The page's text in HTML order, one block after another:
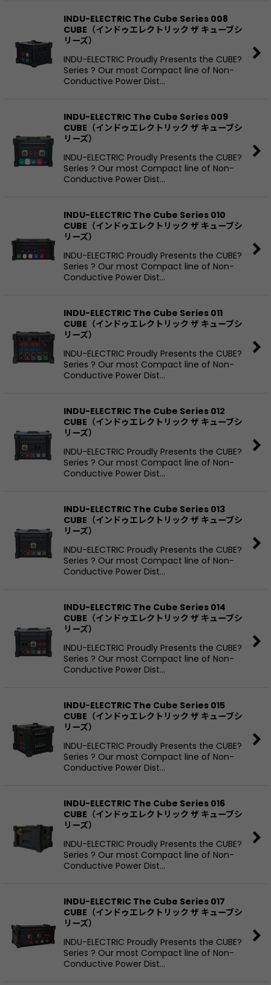
INDU-ELECTRIC The Cube Series 008
CUBE（インドゥエレクトリック ザ キューブシ
リーズ）
INDU-ELECTRIC Proudly Presents the CUBE?
Series ? Our most Compact line of Non-
Conductive Power Dist…
INDU-ELECTRIC The Cube Series 009
CUBE（インドゥエレクトリック ザ キューブシ
リーズ）
INDU-ELECTRIC Proudly Presents the CUBE?
Series ? Our most Compact line of Non-
Conductive Power Dist…
INDU-ELECTRIC The Cube Series 010
CUBE（インドゥエレクトリック ザ キューブシ
リーズ）
INDU-ELECTRIC Proudly Presents the CUBE?
Series ? Our most Compact line of Non-
Conductive Power Dist…
INDU-ELECTRIC The Cube Series 011
CUBE（インドゥエレクトリック ザ キューブシ
リーズ）
INDU-ELECTRIC Proudly Presents the CUBE?
Series ? Our most Compact line of Non-
Conductive Power Dist…
INDU-ELECTRIC The Cube Series 012
CUBE（インドゥエレクトリック ザ キューブシ
リーズ）
INDU-ELECTRIC Proudly Presents the CUBE?
Series ? Our most Compact line of Non-
Conductive Power Dist…
INDU-ELECTRIC The Cube Series 013
CUBE（インドゥエレクトリック ザ キューブシ
リーズ）
INDU-ELECTRIC Proudly Presents the CUBE?
Series ? Our most Compact line of Non-
Conductive Power Dist…
INDU-ELECTRIC The Cube Series 014
CUBE（インドゥエレクトリック ザ キューブシ
リーズ）
INDU-ELECTRIC Proudly Presents the CUBE?
Series ? Our most Compact line of Non-
Conductive Power Dist…
INDU-ELECTRIC The Cube Series 015
CUBE（インドゥエレクトリック ザ キューブシ
リーズ）
INDU-ELECTRIC Proudly Presents the CUBE?
Series ? Our most Compact line of Non-
Conductive Power Dist…
INDU-ELECTRIC The Cube Series 016
CUBE（インドゥエレクトリック ザ キューブシ
リーズ）
INDU-ELECTRIC Proudly Presents the CUBE?
Series ? Our most Compact line of Non-
Conductive Power Dist…
INDU-ELECTRIC The Cube Series 017
CUBE（インドゥエレクトリック ザ キューブシ
リーズ）
INDU-ELECTRIC Proudly Presents the CUBE?
Series ? Our most Compact line of Non-
Conductive Power Dist…